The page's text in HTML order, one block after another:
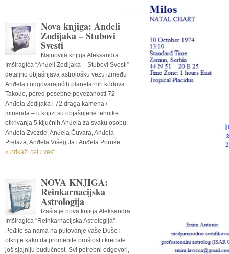
Nova knjiga: Anđeli
Zodijaka – Stubovi
Svesti
Najnovija knjiga Aleksandra
Imširagića “Anđeli Zodijaka – Stubovi Svesti”
detaljno objašnjava astrološku vezu između
Anđela i odgovarajućih planetarnih kodova.
Takođe, pored posebne povezanosti 72
Anđela Zodijaka i 72 draga kamena /
minerala – u knjizi su objašnjene tehnike
otkrivanja 5 ključnih Anđela za svaku osobu:
Anđela Zvezde, Anđela Čuvara, Anđela
Prelaza, Anđela Višeg Ja i Anđela Poruke.
» prikaži celu vest
NOVA KNJIGA:
Reinkarnacijska
Astrologija
Izašla je nova knjiga Aleksandra
Imširagića ''Reinkarnacijska Astrologija''.
Pođite sa nama na putovanje vaše Duše i
otkrijte kako da promenite prošlost i kreirate
još sjajniju budućnost. Svi potrebni odgovori,